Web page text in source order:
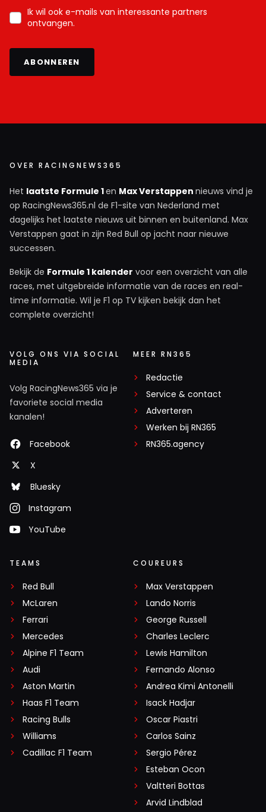
Ik wil ook e-mails van interessante partners
ontvangen.
ABONNEREN
OVER RACINGNEWS365
Het laatste Formule 1en Max Verstappen nieuws vind je
op RacingNews365.nl de F1-site van Nederland met
dagelijks het laatste nieuws uit binnen en buitenland. Max
Verstappen gaat in zijn Red Bull op jacht naar nieuwe
successen.
Bekijk de Formule 1 kalender voor een overzicht van alle
races, met uitgebreide informatie van de races en real-
time informatie. Wil je F1 op TV kijken bekijk dan het
complete overzicht!
VOLG ONS VIA SOCIAL
MEDIA
Volg RacingNews365 via je
favoriete social media
kanalen!
Facebook
X
Bluesky
Instagram
YouTube
MEER RN365
Redactie
Service & contact
Adverteren
Werken bij RN365
RN365.agency
TEAMS
Red Bull
McLaren
Ferrari
Mercedes
Alpine F1 Team
Audi
Aston Martin
Haas F1 Team
Racing Bulls
Williams
Cadillac F1 Team
COUREURS
Max Verstappen
Lando Norris
George Russell
Charles Leclerc
Lewis Hamilton
Fernando Alonso
Andrea Kimi Antonelli
Isack Hadjar
Oscar Piastri
Carlos Sainz
Sergio Pérez
Esteban Ocon
Valtteri Bottas
Arvid Lindblad